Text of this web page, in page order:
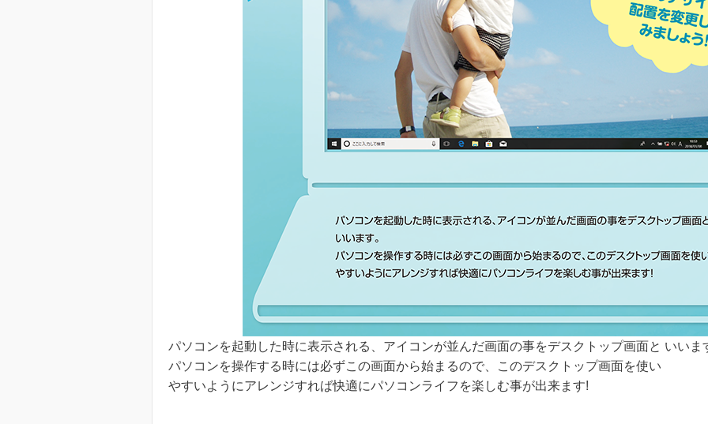
パソコンを起動した時に表示される、アイコンが並んだ画面の事をデスクトップ画面と いいま
パソコンを操作する時には必ずこの画面から始まるので、このデスクトップ画面を使い
やすいようにアレンジすれば快適にパソコンライフを楽しむ事が出来ます!